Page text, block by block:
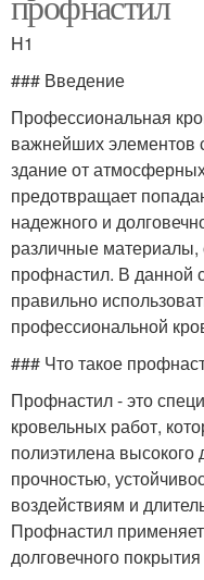
H1
### Введение
Профессиональная
важнейших элементов
здание от
предотвращает
надежного и
различные материалы,
профнастил. В данной
правильно
профессиональной
### Что такое
Профнастил - это
кровельных работ,
полиэтилена
прочностью,
воздействиям и
Профнастил
долговечного